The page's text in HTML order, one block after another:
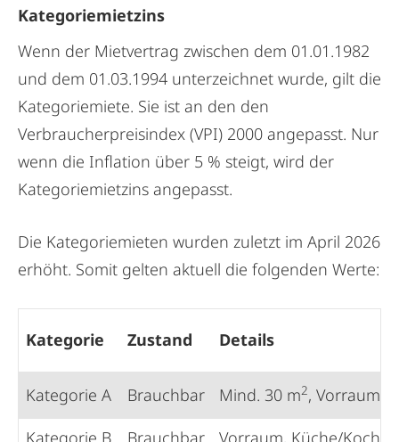
Kategoriemietzins
Wenn der Mietvertrag zwischen dem 01.01.1982
und dem 01.03.1994 unterzeichnet wurde, gilt die
Kategoriemiete. Sie ist an den den
Verbraucherpreisindex (VPI) 2000 angepasst. Nur
wenn die Inflation über 5 % steigt, wird der
Kategoriemietzins angepasst.
Die Kategoriemieten wurden zuletzt im April 2026
erhöht. Somit gelten aktuell die folgenden Werte:
Kategorie Zustand Details
Kategorie A Brauchbar Mind. 30 m2, Vorraum,
Kategorie B
Brauchbar
Vorraum, Küche/